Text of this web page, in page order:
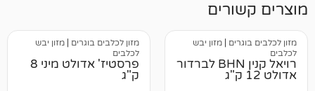
מזון יבש
רויאל קנין BHN לברדור
מזון לכלבים בוגרים
מזון יבש
פרסטיז' אדולט מיני 8